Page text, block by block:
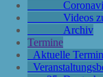
Videos
Archiv
Termine
Aktuelle